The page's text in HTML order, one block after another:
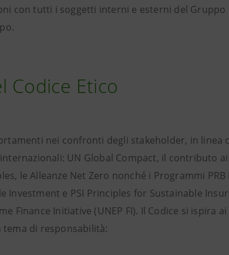
con tutti i soggetti interni e esterni del Gruppo
Codice Etico
nei confronti degli stakeholder, in linea
UN Global Compact, il contributo
le Alleanze Net Zero nonché i Programmi PRB
Investment e PSI Principles for Sustainable
Finance Initiative (UNEP FI). Il Codice si ispira
di responsabilità: